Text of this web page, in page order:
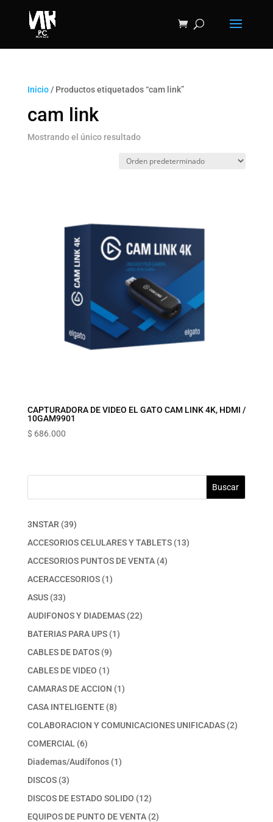
Inicio/ Productos etiquetados “cam link”
cam link
Mostrando el único resultado
CAPTURADORA DE VIDEO EL GATO CAM LINK 4K, HDMI /
10GAM9901
$ 686.000
Buscar
3NSTAR 3939
productos
ACCESORIOS CELULARES Y TABLETS 1313
ACCESORIOS PUNTOS DE VENTA 44
ACERACCESORIOS 11
ASUS 3333
productos
AUDIFONOS Y DIADEMAS 2222
BATERIAS PARA UPS 11
CABLES DE DATOS 99
productos
CABLES DE VIDEO 11
producto
CAMARAS DE ACCION 11
CASA INTELIGENTE 88
productos
COLABORACION Y COMUNICACIONES UNIFICADAS 22
COMERCIAL 66
productos
Diademas/Audífonos 11
DISCOS 33
productos
DISCOS DE ESTADO SOLIDO 1212
productos
EQUIPOS DE PUNTO DE VENTA 22